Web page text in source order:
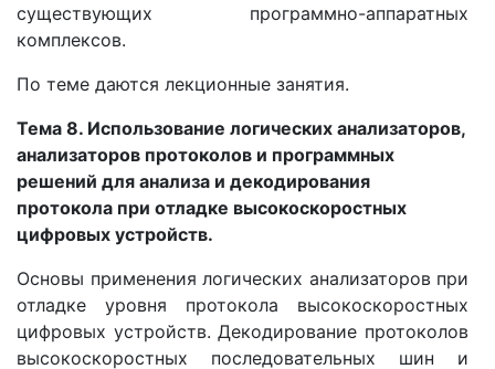
существующих программно-аппаратных
комплексов.
По теме даются лекционные занятия.
Тема 8. Использование логических анализаторов,
анализаторов протоколов и программных
решений для анализа и декодирования
протокола при отладке высокоскоростных
цифровых устройств.
Основы применения логических анализаторов при
отладке уровня протокола высокоскоростных
цифровых устройств. Декодирование протоколов
высокоскоростных последовательных шин и